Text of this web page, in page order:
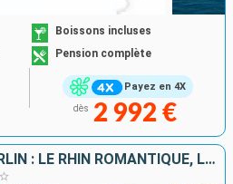
Payez en 4X
Boissons incluses
Pension complète
dès 2 992 €
DE STRASBOURG À BERLIN : LE RHIN ROMANTIQUE, LA HOLLANDE ET L'ELBE EN CROISIÈRE